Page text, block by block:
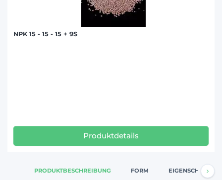
NPK 15 - 15 - 15 + 9S
Produktdetails
PRODUKTBESCHREIBUNG FORM EIGENSCHAFTEN